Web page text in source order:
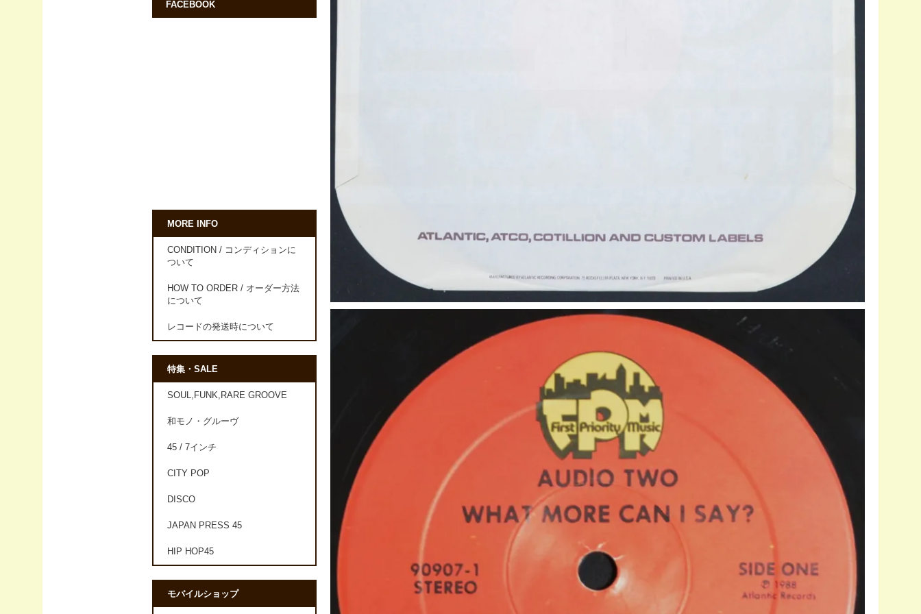
FACEBOOK
MORE INFO
CONDITION / コンディションに
ついて
HOW TO ORDER / オーダー方法
について
レコードの発送時について
特集・SALE
SOUL,FUNK,RARE GROOVE
和モノ・グルーヴ
45 / 7インチ
CITY POP
DISCO
JAPAN PRESS 45
HIP HOP45
モバイルショップ